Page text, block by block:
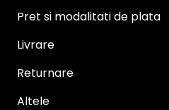
Pret si modalitati de plata
Livrare
Returnare
Altele